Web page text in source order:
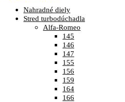
Nahradné diely
Stred turbodúchadla
Alfa-Romeo
145
146
147
155
156
159
164
166